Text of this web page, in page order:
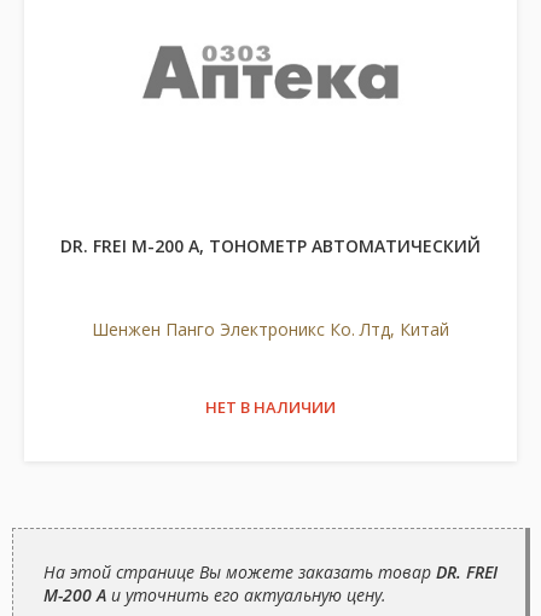
DR. FREI M-200 A, ТОНОМЕТР АВТОМАТИЧЕСКИЙ
Шенжен Панго Электроникс Ко. Лтд, Китай
НЕТ В НАЛИЧИИ
На этой странице Вы можете заказать товар DR. FREI
M-200 A и уточнить его актуальную цену.